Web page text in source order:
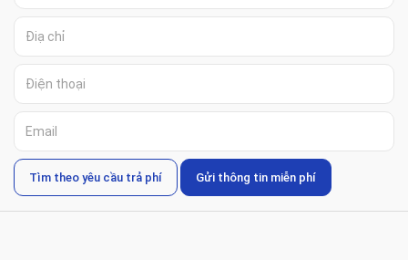
Tìm theo yêu cầu trả phí Gửi thông tin miễn phí